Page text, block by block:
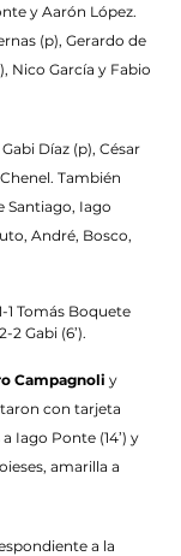
y Aarón López.
(p), Gerardo de
Nico García y Fabio
Gabi Díaz (p), César
También
Santiago, Iago
André, Bosco,
1 Tomás Boquete
2 Gabi (6’).
Campagnoli y
con tarjeta
Iago Ponte (14’) y
amarilla a
a la